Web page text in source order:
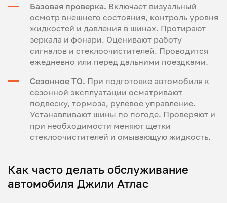
Базовая проверка. Включает визуальный
осмотр внешнего состояния, контроль уровня
жидкостей и давления в шинах. Протирают
зеркала и фонари. Оценивают работу
сигналов и стеклоочистителей. Проводится
ежедневно или перед дальними поездками.
Сезонное ТО. При подготовке автомобиля к
сезонной эксплуатации осматривают
подвеску, тормоза, рулевое управление.
Устанавливают шины по погоде. Проверяют и
при необходимости меняют щетки
стеклоочистителей и омывающую жидкость.
Как часто делать обслуживание
автомобиля Джили Атлас